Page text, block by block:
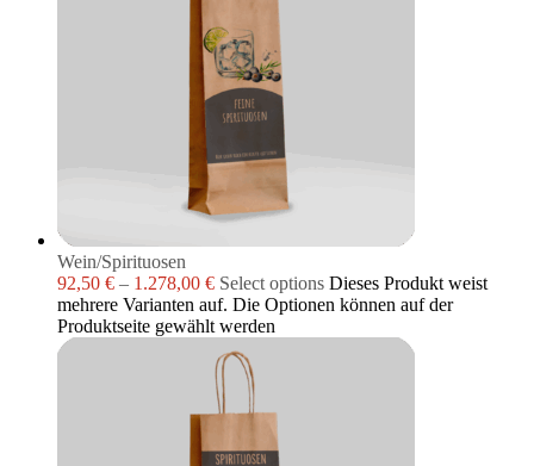
Wein/Spirituosen
92,50 € – 1.278,00 € Select options Dieses Produkt weist
mehrere Varianten auf. Die Optionen können auf der
Produktseite gewählt werden